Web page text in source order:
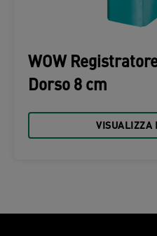
WOW
Dorso 8 cm
VISUALIZZA